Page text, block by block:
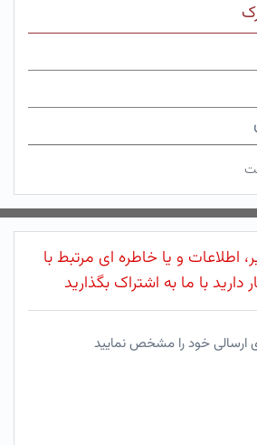
اطلاعات و یا خاطره ای مرتبط با
دارید با ما به اشتراک بگذارید
ارسالی خود را مشخص نمایید